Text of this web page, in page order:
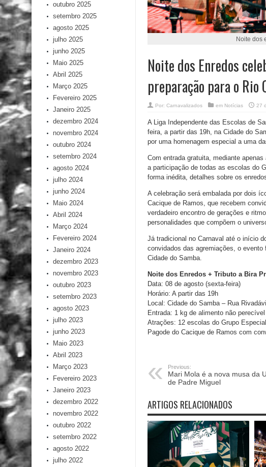
Noite dos
Noite dos Enredos
preparação para o Rio
Por: Carnavalizados em Notícias 27
A Liga Independente das Escolas de
feira, a partir das 19h, na Cidade do
por uma homenagem especial a uma
Com entrada gratuita, mediante
a participação de todas as escolas do
forma inédita, detalhes sobre os
A celebração será embalada por dois
Cacique de Ramos, que recebem
verdadeiro encontro de gerações e
personalidades que compõem o
Já tradicional no Carnaval até o início
convidados das agremiações, o
Cidade do Samba.
Noite dos Enredos + Tributo a Bira
Data: 08 de agosto (sexta-feira)
Horário: A partir das 19h
Local: Cidade do Samba – Rua
Entrada: 1 kg de alimento não perecível
Atrações: 12 escolas do Grupo
Pagode do Cacique de Ramos com
Previous:
Mari Mola é a nova musa da
de Padre Miguel
ARTIGOS RELACIONADOS
outubro 2025
setembro 2025
agosto 2025
julho 2025
junho 2025
Maio 2025
Abril 2025
Março 2025
Fevereiro 2025
Janeiro 2025
dezembro 2024
novembro 2024
outubro 2024
setembro 2024
agosto 2024
julho 2024
junho 2024
Maio 2024
Abril 2024
Março 2024
Fevereiro 2024
Janeiro 2024
dezembro 2023
novembro 2023
outubro 2023
setembro 2023
agosto 2023
julho 2023
junho 2023
Maio 2023
Abril 2023
Março 2023
Fevereiro 2023
Janeiro 2023
dezembro 2022
novembro 2022
outubro 2022
setembro 2022
agosto 2022
julho 2022